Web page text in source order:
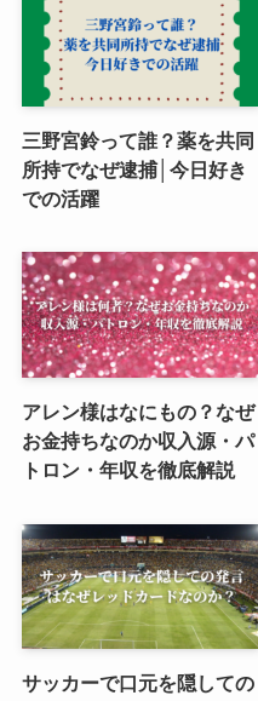
三野宮鈴って誰？薬を共同
所持でなぜ逮捕│今日好き
での活躍
アレン様はなにもの？なぜ
お金持ちなのか収入源・パ
トロン・年収を徹底解説
サッカーで口元を隠しての